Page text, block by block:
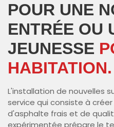
POUR UNE
ENTRÉE OU
JEUNESSE
HABITATION.
L'installation de nouvelles
service qui consiste à
d'asphalte frais et de
expérimentée prépare le